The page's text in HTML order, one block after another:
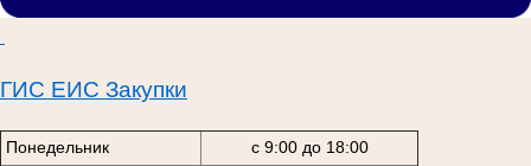
ГИС ЕИС Закупки
Понедельник с 9:00 до 18:00